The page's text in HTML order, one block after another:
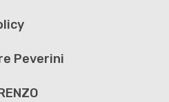
Peverini